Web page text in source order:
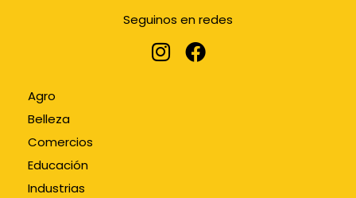
Seguinos en redes
Agro
Belleza
Comercios
Educación
Industrias